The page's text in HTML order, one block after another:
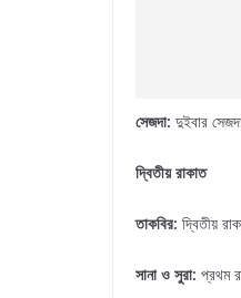
সেজদা: দুইবার
দ্বিতীয় রাকাত
তাকবির: দ্বিতীয়
সানা ও সুরা: প্রথম